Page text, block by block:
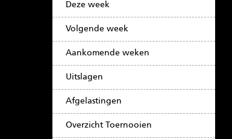
Deze week
Volgende week
Aankomende weken
Uitslagen
Afgelastingen
Overzicht Toernooien